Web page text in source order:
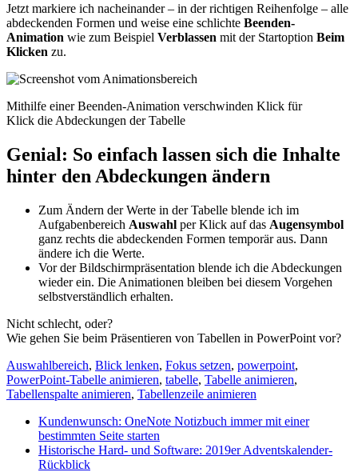
Jetzt markiere ich nacheinander – in der richtigen Reihenfolge – alle
abdeckenden Formen und weise eine schlichte Beenden-
Animation wie zum Beispiel Verblassen mit der Startoption Beim
Klicken zu.
Mithilfe einer Beenden-Animation verschwinden Klick für
Klick die Abdeckungen der Tabelle
Genial: So einfach lassen sich die Inhalte
hinter den Abdeckungen ändern
Zum Ändern der Werte in der Tabelle blende ich im
Aufgabenbereich Auswahl per Klick auf das Augensymbol
ganz rechts die abdeckenden Formen temporär aus. Dann
ändere ich die Werte.
Vor der Bildschirmpräsentation blende ich die Abdeckungen
wieder ein. Die Animationen bleiben bei diesem Vorgehen
selbstverständlich erhalten.
Nicht schlecht, oder?
Wie gehen Sie beim Präsentieren von Tabellen in PowerPoint vor?
Auswahlbereich, Blick lenken, Fokus setzen, powerpoint,
PowerPoint-Tabelle animieren, tabelle, Tabelle animieren,
Tabellenspalte animieren, Tabellenzeile animieren
Kundenwunsch: OneNote Notizbuch immer mit einer
bestimmten Seite starten
Historische Hard- und Software: 2019er Adventskalender-
Rückblick